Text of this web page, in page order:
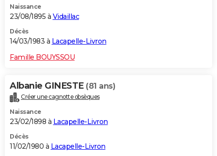
Naissance
23/08/1895 à Vidaillac
Décès
14/03/1983 à Lacapelle-Livron
Famille BOUYSSOU
Albanie GINESTE (81 ans)
Créer une cagnotte obsèques
Naissance
23/02/1898 à Lacapelle-Livron
Décès
11/02/1980 à Lacapelle-Livron